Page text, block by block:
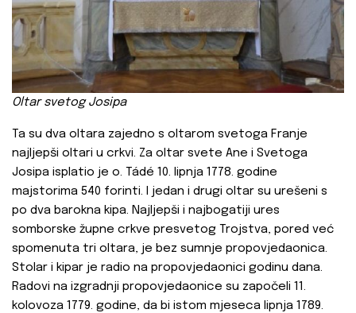
Oltarsvetog Josipa
Ta su dva oltara zajedno s oltarom svetoga Franje
najljepši oltari u crkvi. Za oltar svete Ane i Svetoga
Josipa isplatio je o. Tádé 10. lipnja 1778. godine
majstorima 540 forinti. I jedan i drugi oltar su urešeni s
po dva barokna kipa. Najljepši i najbogatiji ures
somborske župne crkve presvetog Trojstva, pored već
spomenuta tri oltara, je bez sumnje propovjedaonica.
Stolar i kipar je radio na propovjedaonici godinu dana.
Radovi na izgradnji propovjedaonice su započeli 11.
kolovoza 1779. godine, da bi istom mjeseca lipnja 1789.